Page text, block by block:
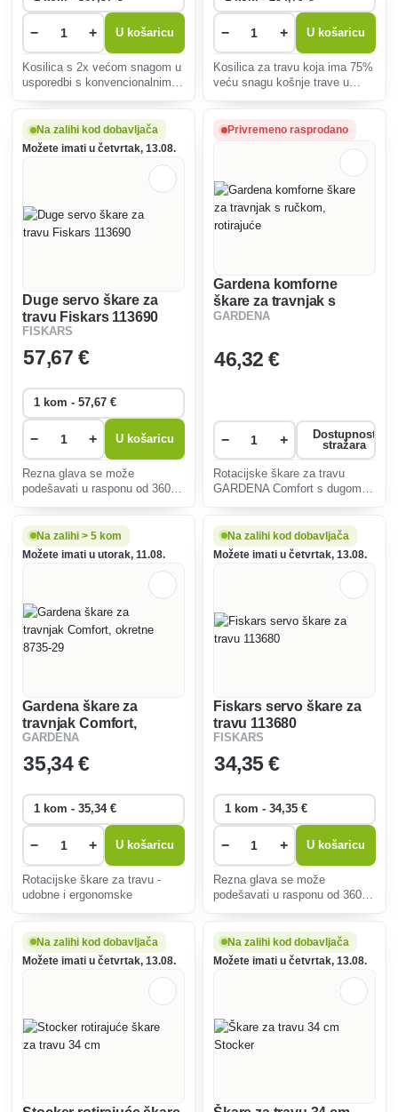
− + U košaricu
Kosilica s 2x većom snagom u
usporedbi s konvencionalnim
− + U košaricu
Kosilica za travu koja ima 75%
veću snagu košnje trave u
Na zalihi kod dobavljača
Možete imati u četvrtak, 13.08.
Duge servo škare za
travu Fiskars 113690
FISKARS
57,67 €
− + U košaricu
Rezna glava se može
podešavati u rasponu od 360° i
Privremeno rasprodano
Gardena komforne
škare za travnjak s
ručkom, rotirajuće
GARDENA
46,32 €
− +
Dostupnost
stražara
Rotacijske škare za travu
GARDENA Comfort s dugom
podrezivanje rubova travnjaka
u uspravnom položaju koji
Na zalihi > 5 kom
Možete imati u utorak, 11.08.
Gardena škare za
travnjak Comfort,
okretne 8735-29
GARDENA
35,34 €
− + U košaricu
Rotacijske škare za travu -
udobne i ergonomske
Na zalihi kod dobavljača
Možete imati u četvrtak, 13.08.
Fiskars servo škare za
travu 113680
FISKARS
34,35 €
− + U košaricu
Rezna glava se može
podešavati u rasponu od 360° i
Na zalihi kod dobavljača
Možete imati u četvrtak, 13.08.
Na zalihi kod dobavljača
Možete imati u četvrtak, 13.08.